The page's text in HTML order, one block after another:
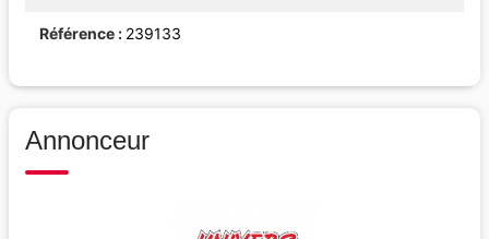
Référence 239133
Annonceur